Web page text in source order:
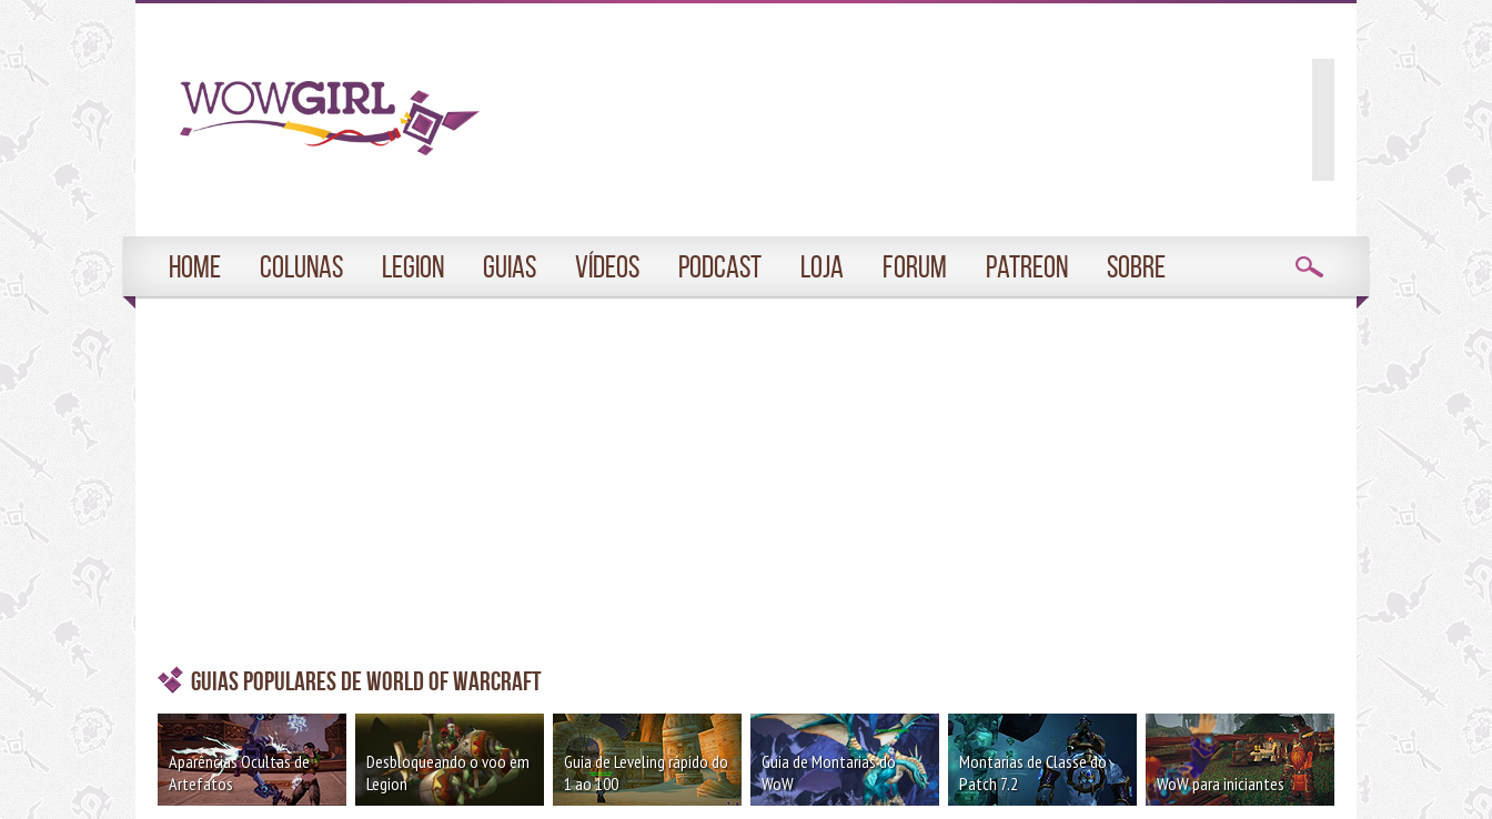
Home Colunas Legion Guias Vídeos Podcast Loja Forum Patreon Sobre
Guias Populares de World of Warcraft
Aparências Ocultas de
Artefatos
Desbloqueando o voo em
Legion
Guia de Leveling rápido do
1 ao 100
Guia de Montarias do
WoW
Montarias de Classe do
Patch 7.2
WoW para iniciantes